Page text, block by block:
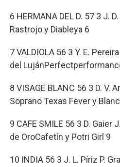
6 HERMANA DEL D. 57 3 J.
Rastrojo y Diableya 6
7 VALDIOLA 56 3 Y. E.
del
8 VISAGE BLANC 56 3 D. V.
Soprano Texas Fever y
9 CAFE SMILE 56 3 D. Gaier
de OroCafetín y Potri Girl 9
10 INDIA 56 3 J. L. Píriz P.